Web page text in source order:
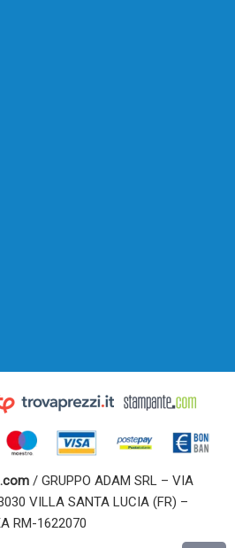
/ GRUPPO ADAM SRL – VIA
VILLA SANTA LUCIA (FR) –
RM-1622070